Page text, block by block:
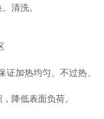
清洗。
加热均匀、不过热、
降低表面负荷。